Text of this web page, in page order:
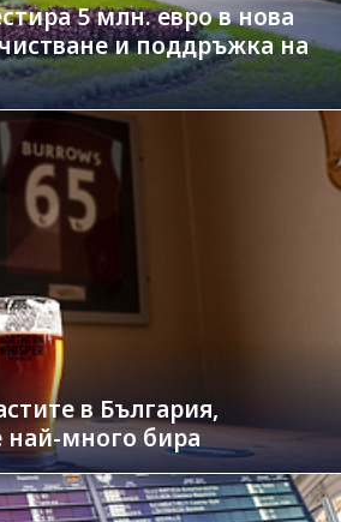
5 млн. евро в нова
и поддръжка на
в България,
най-много бира